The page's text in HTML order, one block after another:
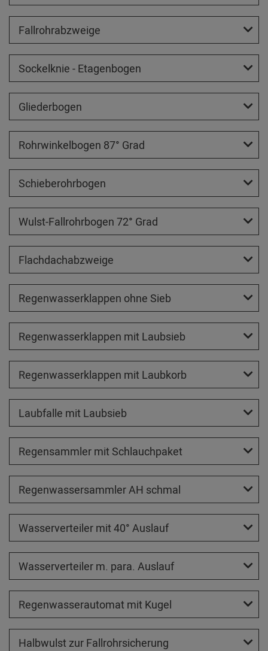
Fallrohrabzweige
Sockelknie - Etagenbogen
Gliederbogen
Rohrwinkelbogen 87° Grad
Schieberohrbogen
Wulst-Fallrohrbogen 72° Grad
Flachdachabzweige
Regenwasserklappen ohne Sieb
Regenwasserklappen mit Laubsieb
Regenwasserklappen mit Laubkorb
Laubfalle mit Laubsieb
Regensammler mit Schlauchpaket
Regenwassersammler AH schmal
Wasserverteiler mit 40° Auslauf
Wasserverteiler m. para. Auslauf
Regenwasserautomat mit Kugel
Halbwulst zur Fallrohrsicherung